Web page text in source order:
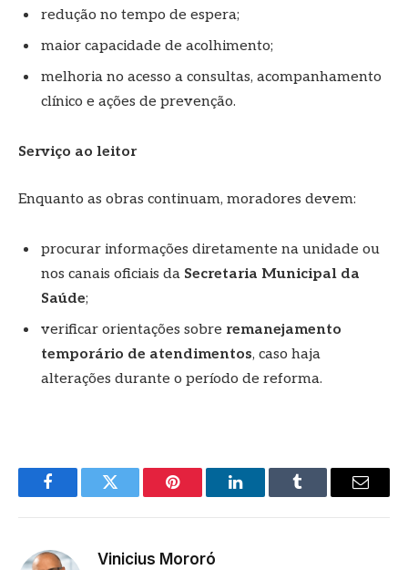
redução no tempo de espera;
maior capacidade de acolhimento;
melhoria no acesso a consultas, acompanhamento
clínico e ações de prevenção.
Serviço ao leitor
Enquanto as obras continuam, moradores devem:
procurar informações diretamente na unidade ou
nos canais oficiais da Secretaria Municipal da
Saúde;
verificar orientações sobre remanejamento
temporário de atendimentos, caso haja
alterações durante o período de reforma.
FacebookTwitter Pinterest LinkedInTumblr
E-
Vinicius Mororó